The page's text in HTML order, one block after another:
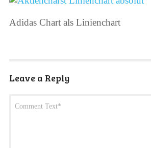
Adidas Chart als Linienchart
Leave a Reply